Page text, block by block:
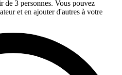
de 3 personnes. Vous pouvez
et en ajouter d'autres à votre